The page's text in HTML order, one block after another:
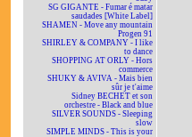
SG GIGANTE - Fumar é matar
saudades [White Label]
SHAMEN - Move any mountain
Progen 91
SHIRLEY & COMPANY - I like
to dance
SHOPPING AT ORLY - Hors
commerce
SHUKY & AVIVA - Mais bien
sûr je t'aime
Sidney BECHET et son
orchestre - Black and blue
SILVER SOUNDS - Sleeping
slow
SIMPLE MINDS - This is your